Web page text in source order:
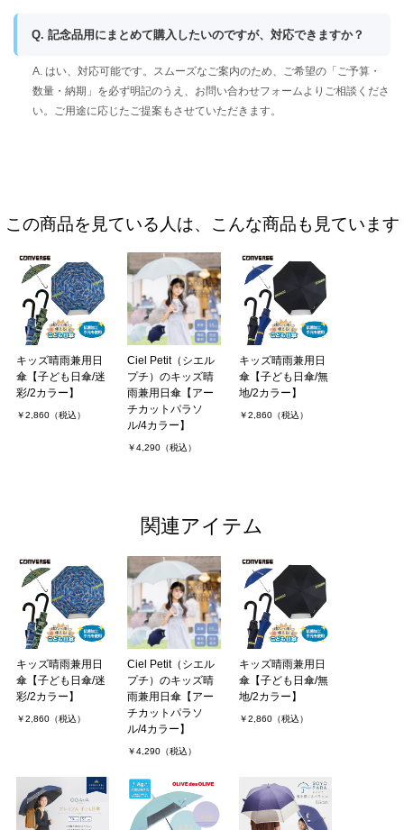
Q. 記念品用にまとめて購入したいのですが、対応できますか？
A. はい、対応可能です。スムーズなご案内のため、ご希望の「ご予算・
数量・納期」を必ず明記のうえ、お問い合わせフォームよりご相談くださ
い。ご用途に応じたご提案もさせていただきます。
この商品を見ている人は、こんな商品も見ています
キッズ晴雨兼用日
傘【子ども日傘/迷
彩/2カラー】
￥2,860（税込）
Ciel Petit（シエル
プチ）のキッズ晴
雨兼用日傘【アー
チカットパラソ
ル/4カラー】
￥4,290（税込）
キッズ晴雨兼用日
傘【子ども日傘/無
地/2カラー】
￥2,860（税込）
関連アイテム
キッズ晴雨兼用日
傘【子ども日傘/迷
彩/2カラー】
￥2,860（税込）
Ciel Petit（シエル
プチ）のキッズ晴
雨兼用日傘【アー
チカットパラソ
ル/4カラー】
￥4,290（税込）
キッズ晴雨兼用日
傘【子ども日傘/無
地/2カラー】
￥2,860（税込）